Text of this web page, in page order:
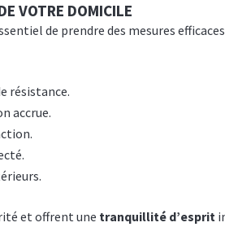
VOTRE DOMICILE
de prendre des mesures
résistance.
accrue.
et offrent une tranquillité d’esprit